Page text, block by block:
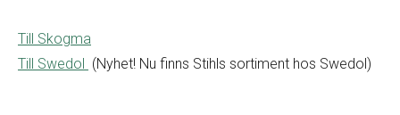
Till Skogma
Till Swedol
(Nyhet! Nu finns Stihls sortiment hos Swedol)